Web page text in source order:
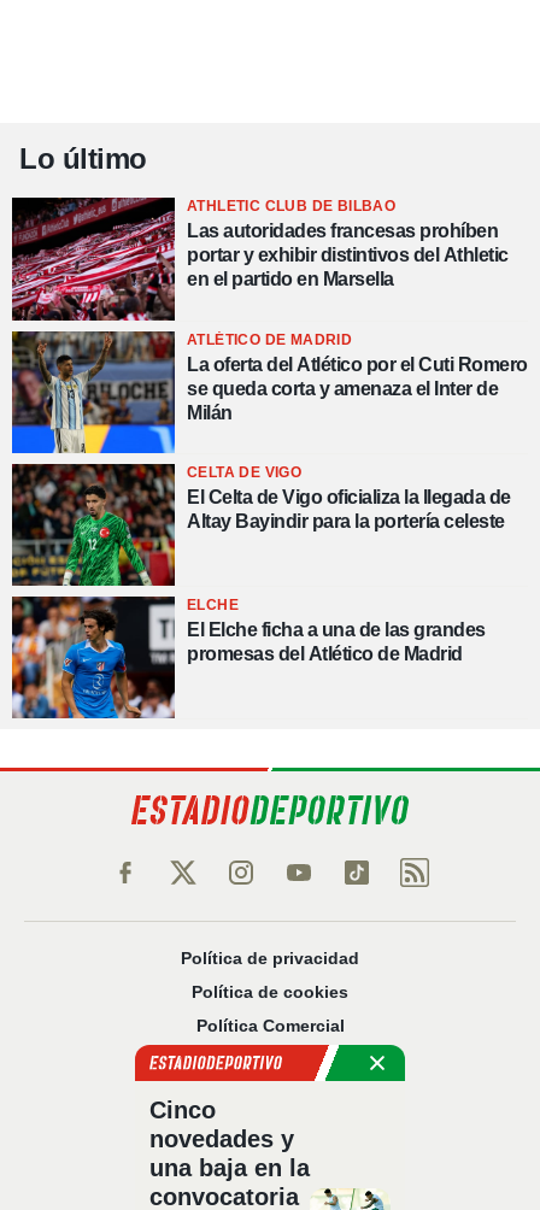
Lo último
ATHLETIC CLUB DE BILBAO
Las autoridades francesas prohíben
portar y exhibir distintivos del Athletic
en el partido en Marsella
ATLÉTICO DE MADRID
La oferta del Atlético por el Cuti Romero
se queda corta y amenaza el Inter de
Milán
CELTA DE VIGO
El Celta de Vigo oficializa la llegada de
Altay Bayindir para la portería celeste
ELCHE
El Elche ficha a una de las grandes
promesas del Atlético de Madrid
Política de privacidad
Política de cookies
Política Comercial
Aviso legal
Sobre nosotros
Código Ético
Cinco
novedades y
una baja en la
convocatoria